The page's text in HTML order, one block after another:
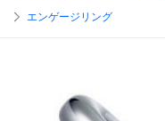
エンゲージリング